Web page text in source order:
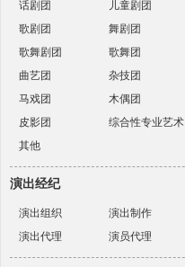
话剧团
儿童剧团
歌剧团
舞剧团
歌舞剧团
歌舞团
曲艺团
杂技团
马戏团
木偶团
皮影团
综合性专业艺术
其他
演出经纪
演出组织
演出制作
演出代理
演员代理